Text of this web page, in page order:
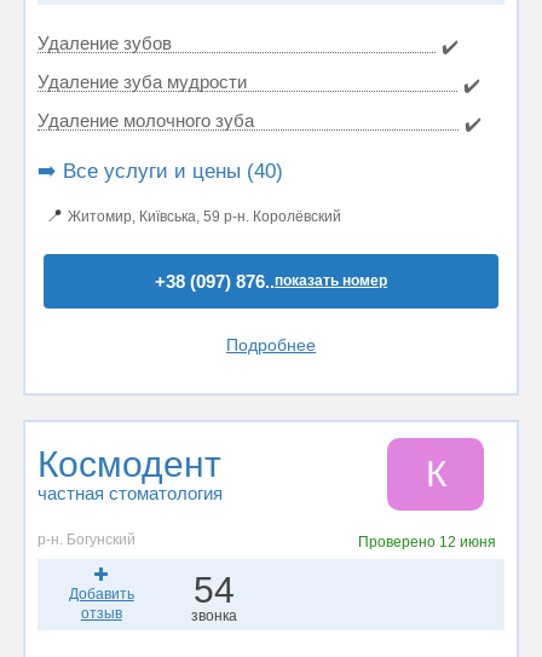
Удаление зубов
✔️
Удаление зуба мудрости
✔️
Удаление молочного зуба
✔️
➡️ Все услуги и цены (40)
📍 Житомир, Київська, 59 р-н. Королёвский
+38 (097) 876..показать номер
Подробнее
Космодент
частная стоматология К
р-н. Богунский Проверено 12 июня
Добавить
отзыв
54
звонка